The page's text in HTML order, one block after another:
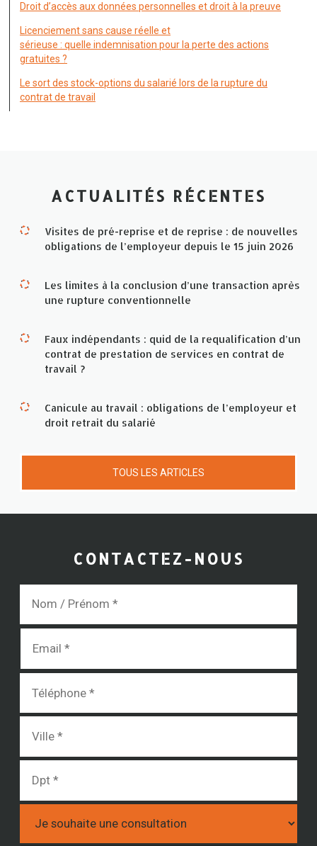
Droit d’accès aux données personnelles et droit à la preuve
Licenciement sans cause réelle et
sérieuse : quelle indemnisation pour la perte des actions
gratuites ?
Le sort des stock-options du salarié lors de la rupture du
contrat de travail
ACTUALITÉS RÉCENTES
Visites de pré-reprise et de reprise : de nouvelles
obligations de l’employeur depuis le 15 juin 2026
Les limites à la conclusion d’une transaction après
une rupture conventionnelle
Faux indépendants : quid de la requalification d’un
contrat de prestation de services en contrat de
travail ?
Canicule au travail : obligations de l’employeur et
droit retrait du salarié
TOUS LES ARTICLES
CONTACTEZ-NOUS